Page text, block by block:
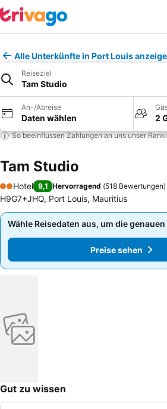
Alle Unterkünfte in Port Louis
Reiseziel
Tam Studio
An-/Abreise
Daten wählen 2
So beeinflussen Zahlungen an uns unser
Tam Studio
2 Sterne
Hotel 9,1 Hervorragend (518 Bewertungen)
H9G7+JHQ, Port Louis, Mauritius
Wähle Reisedaten aus, um die
Preise sehen
Wähle Reisedaten aus, um die
Preise sehen
Gut zu wissen